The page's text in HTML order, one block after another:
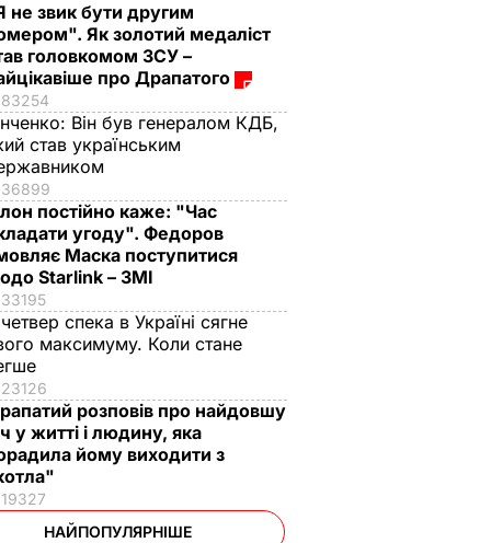
не звик бути другим
Як золотий медаліст
головкомом ЗСУ –
про Драпатого
83254
Він був генералом КДБ,
став українським
36899
постійно каже: "Час
угоду". Федоров
Маска поступитися
Starlink – ЗМІ
33195
спека в Україні сягне
максимуму. Коли стане
23126
розповів про найдовшу
у житті і людину, яка
йому виходити з
19327
НАЙПОПУЛЯРНІШЕ